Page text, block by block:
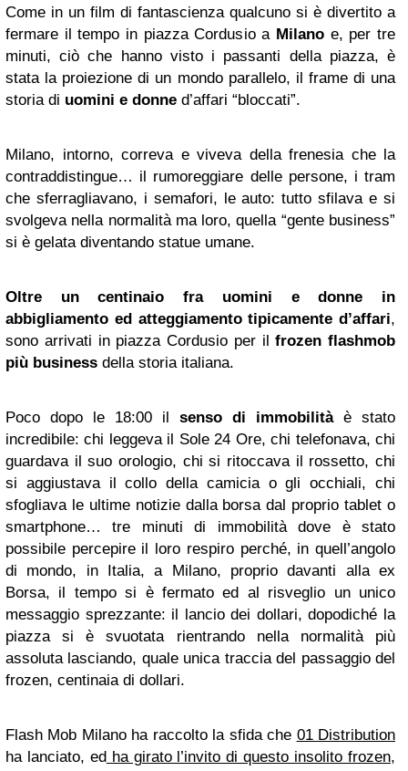
Come in un film di fantascienza qualcuno si è divertito a
fermare il tempo in piazza Cordusio a Milanoe, per tre
minuti, ciò che hanno visto i passanti della piazza, è
stata la proiezione di un mondo parallelo, il frame di una
storia di uomini e donne d’affari “bloccati”.
Milano, intorno, correva e viveva della frenesia che la
contraddistingue… il rumoreggiare delle persone, i tram
che sferragliavano, i semafori, le auto: tutto sfilava e si
svolgeva nella normalità ma loro, quella “gente business”
si è gelata diventando statue umane.
Oltre un centinaio fra uomini e donne in
abbigliamento ed atteggiamento tipicamente d’affari,
sono arrivati in piazza Cordusio per ilfrozen flashmob
più business della storia italiana.
Poco dopo le 18:00 il senso di immobilitàè stato
incredibile: chi leggeva il Sole 24 Ore, chi telefonava, chi
guardava il suo orologio, chi si ritoccava il rossetto, chi
si aggiustava il collo della camicia o gli occhiali, chi
sfogliava le ultime notizie dalla borsa dal proprio tablet o
smartphone… tre minuti di immobilità dove è stato
possibile percepire il loro respiro perché, in quell’angolo
di mondo, in Italia, a Milano, proprio davanti alla ex
Borsa, il tempo si è fermato ed al risveglio un unico
messaggio sprezzante: il lancio dei dollari, dopodiché la
piazza si è svuotata rientrando nella normalità più
assoluta lasciando, quale unica traccia del passaggio del
frozen, centinaia di dollari.
Flash Mob Milano ha raccolto la sfida che 01 Distribution
ha lanciato, edha girato l’invito di questo insolito frozen,